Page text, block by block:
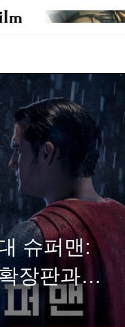
슈퍼맨:
장판과